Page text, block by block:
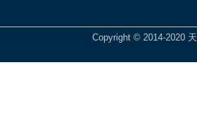
Copyright © 2014-2020